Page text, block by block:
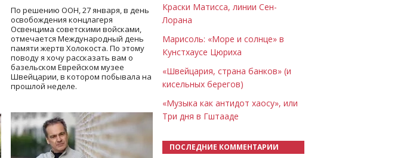
По решению ООН, 27 января, в день
освобождения концлагеря
Освенцима советскими войсками,
отмечается Международный день
памяти жертв Холокоста. По этому
поводу я хочу рассказать вам о
базельском Еврейском музее
Швейцарии, в котором побывала на
прошлой неделе.
Краски Матисса, линии Сен-
Лорана
Марисоль: «Море и солнце» в
Кунстхаусе Цюриха
«Швейцария, страна банков» (и
кисельных берегов)
«Музыка как антидот хаосу», или
Три дня в Гштааде
ПОСЛЕДНИЕ КОММЕНТАРИИ